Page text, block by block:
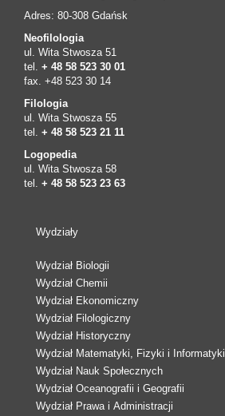
Adres: 80-308 Gdańsk
Neofilologia
ul. Wita Stwosza 51
tel. + 48 58 523 30 01
fax. +48 523 30 14
Filologia
ul. Wita Stwosza 55
tel. + 48 58 523 21 11
Logopedia
ul. Wita Stwosza 58
tel. + 48 58 523 23 63
Wydziały
Wydział Biologii
Wydział Chemii
Wydział Ekonomiczny
Wydział Filologiczny
Wydział Historyczny
Wydział Matematyki, Fizyki i Informatyki
Wydział Nauk Społecznych
Wydział Oceanografii i Geografii
Wydział Prawa i Administracji